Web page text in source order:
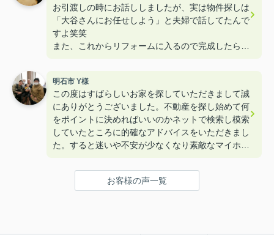
お引渡しの時にお話ししましたが、実は物件探しは
「大谷さんにお任せしよう」と夫婦で話してたんで
すよ笑笑
また、これからリフォームに入るので完成したら遊
明石市 Y様
この度はすばらしいお家を探していただきまして誠
にありがとうございました。不動産を探し始めて何
をポイントに決めればいいのかネットで検索し模索
していたところに的確なアドバイスをいただきまし
た。すると迷いや不安が少なくなり素敵なマイホー
ございました。
お客様の声一覧